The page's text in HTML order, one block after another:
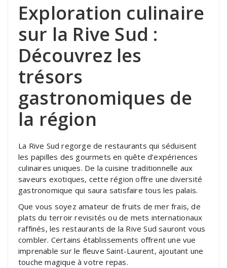
Exploration culinaire
sur la Rive Sud :
Découvrez les
trésors
gastronomiques de
la région
La Rive Sud regorge de restaurants qui séduisent
les papilles des gourmets en quête d’expériences
culinaires uniques. De la cuisine traditionnelle aux
saveurs exotiques, cette région offre une diversité
gastronomique qui saura satisfaire tous les palais.
Que vous soyez amateur de fruits de mer frais, de
plats du terroir revisités ou de mets internationaux
raffinés, les restaurants de la Rive Sud sauront vous
combler. Certains établissements offrent une vue
imprenable sur le fleuve Saint-Laurent, ajoutant une
touche magique à votre repas.